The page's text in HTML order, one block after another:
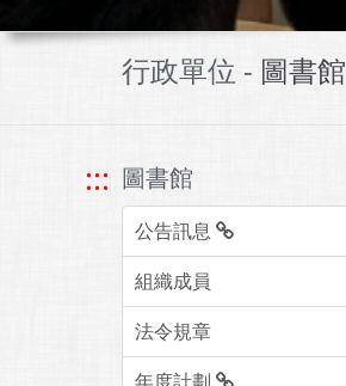
行政單位 - 圖書館
::: 圖書館
公告訊息
組織成員
法令規章
年度計劃